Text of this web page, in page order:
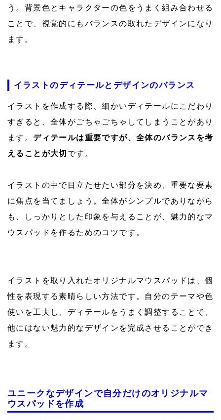
う。背景色とキャラクターの色をうまく組み合わせる
ことで、視覚的にもバランスの取れたデザインになり
ます。
イラストのディテールとデザインのバランス
イラストを作成する際、細かいディテールにこだわり
すぎると、全体がごちゃごちゃしてしまうことがあり
ます。ディテールは重要ですが、全体のバランスを考
えることが大切 です。
イラストの中で目立たせたい部分を決め、重要な要素
に焦点を当てましょう。全体がシンプルでありながら
も、しっかりとした印象を与えることが、魅力的なマ
ウスパッドを作るためのコツです。
イラストを取り入れたオリジナルマウスパッドは、個
性を表現する素晴らしい方法です。自分のテーマや色
使いを工夫し、ディテールをうまく調整することで、
他にはない魅力的なデザインを完成させることができ
ます。
ユニークなデザインで自分だけのオリジナルマ
ウスパッドを作成